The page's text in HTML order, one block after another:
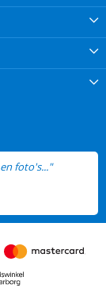
foto's..."